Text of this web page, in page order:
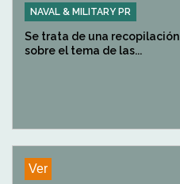
NAVAL & MILITARY PR
Se trata de una recopilación
sobre el tema de las...
Ver